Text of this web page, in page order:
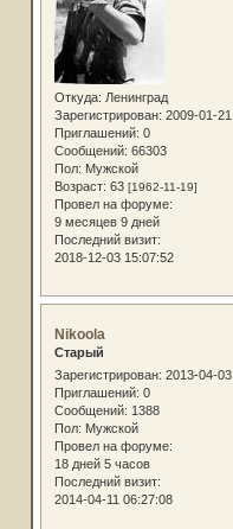
Откуда: Ленинград
Зарегистрирован: 2009-01-21
Приглашений: 0
Сообщений: 66303
Пол: Мужской
Возраст: 63 [1962-11-19]
Провел на форуме:
9 месяцев 9 дней
Последний визит:
2018-12-03 15:07:52
Nikoola
Старый
Зарегистрирован: 2013-04-03
Приглашений: 0
Сообщений: 1388
Пол: Мужской
Провел на форуме:
18 дней 5 часов
Последний визит:
2014-04-11 06:27:08